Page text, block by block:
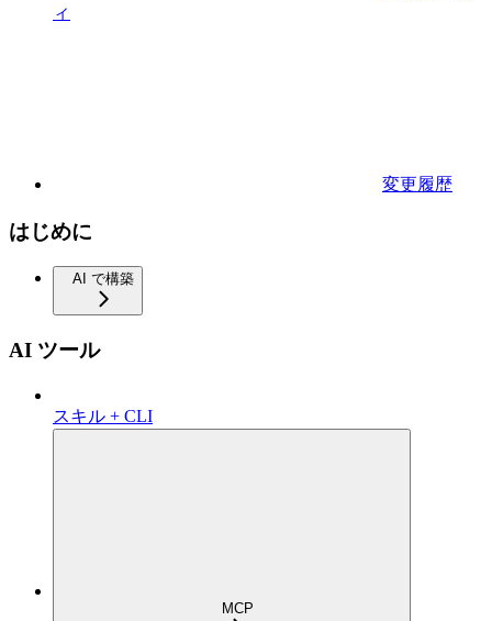
ィ
変更履歴
はじめに
AI で構築
AI ツール
スキル + CLI
MCP